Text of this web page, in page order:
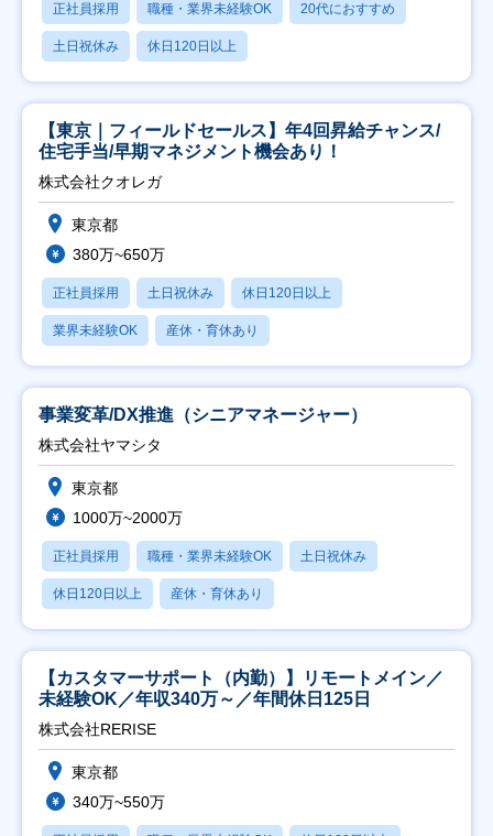
正社員採用 職種・業界未経験OK 20代におすすめ
土日祝休み 休日120日以上
【東京｜フィールドセールス】年4回昇給チャンス/
住宅手当/早期マネジメント機会あり！
株式会社クオレガ
東京都
380万~650万
正社員採用 土日祝休み 休日120日以上
業界未経験OK 産休・育休あり
事業変革/DX推進（シニアマネージャー）
株式会社ヤマシタ
東京都
1000万~2000万
正社員採用 職種・業界未経験OK 土日祝休み
休日120日以上 産休・育休あり
【カスタマーサポート（内勤）】リモートメイン／
未経験OK／年収340万～／年間休日125日
株式会社RERISE
東京都
340万~550万